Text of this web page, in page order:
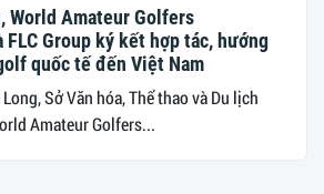
World Amateur Golfers
FLC Group ký kết hợp tác, hướng
quốc tế đến Việt Nam
Sở Văn hóa, Thể thao và Du lịch
Amateur Golfers...